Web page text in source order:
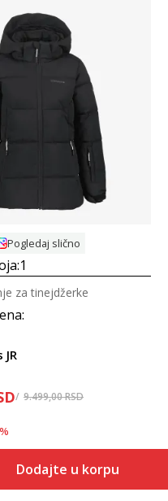
Pogledaj slično
1
:
za tinejdžerke
9.499,00RSD
%
Dodajte u korpu